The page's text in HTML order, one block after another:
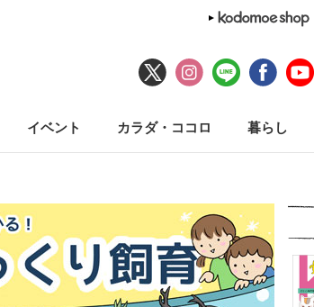
イベント カラダ・ココロ 暮らし